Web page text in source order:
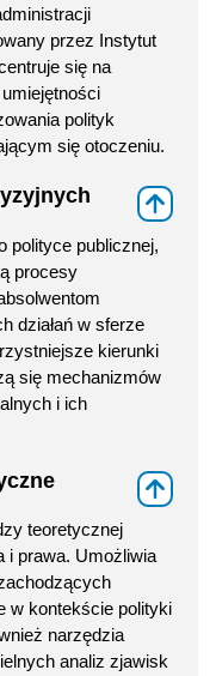
przez Instytut
się na
polityk
się otoczeniu.
polityce publicznej,
procesy
działań w sferze
kierunki
się mechanizmów
i ich
teoretycznej
i prawa. Umożliwia
w kontekście polityki
narzędzia
analiz zjawisk